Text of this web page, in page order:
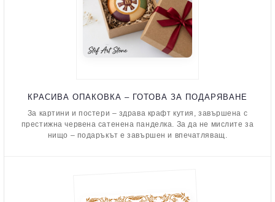
КРАСИВА ОПАКОВКА – ГОТОВА ЗА ПОДАРЯВАНЕ
За картини и постери – здрава крафт кутия, завършена с
престижна червена сатенена панделка. За да не мислите за
нищо – подаръкът е завършен и впечатляващ.